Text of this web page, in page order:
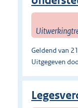
Geldend van
Uitgegeven